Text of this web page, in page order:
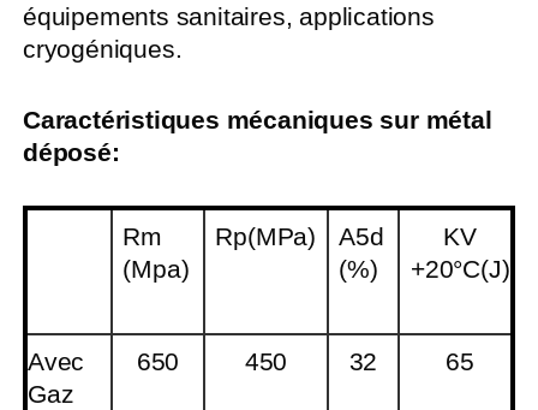
équipements sanitaires, applications
cryogéniques.
Caractéristiques mécaniques sur métal
déposé:
Rm
(Mpa)
Rp(MPa)
A5d
(%)
KV
+20°C(J)
Avec
Gaz
650 450 32 65